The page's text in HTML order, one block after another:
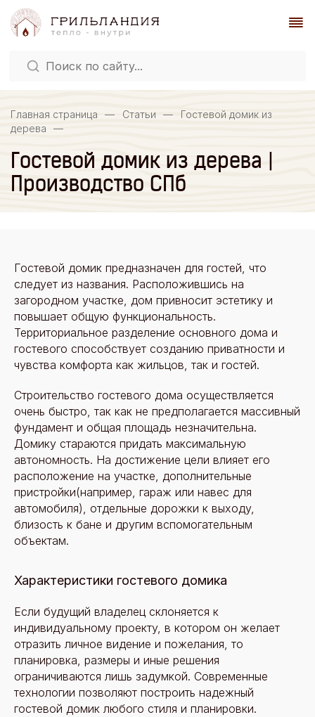
Главная страница — Статьи —
Гостевой домик из
дерева
—
Гостевой домик из дерева |
Производство СПб
Гостевой домик предназначен для гостей, что
следует из названия. Расположившись на
загородном участке, дом привносит эстетику и
повышает общую функциональность.
Территориальное разделение основного дома и
гостевого способствует созданию приватности и
чувства комфорта как жильцов, так и гостей.
Строительство гостевого дома осуществляется
очень быстро, так как не предполагается массивный
фундамент и общая площадь незначительна.
Домику стараются придать максимальную
автономность. На достижение цели влияет его
расположение на участке, дополнительные
пристройки(например, гараж или навес для
автомобиля), отдельные дорожки к выходу,
близость к бане и другим вспомогательным
объектам.
Характеристики гостевого домика
Если будущий владелец склоняется к
индивидуальному проекту, в котором он желает
отразить личное видение и пожелания, то
планировка, размеры и иные решения
ограничиваются лишь задумкой. Современные
технологии позволяют построить надежный
гостевой домик любого стиля и планировки.